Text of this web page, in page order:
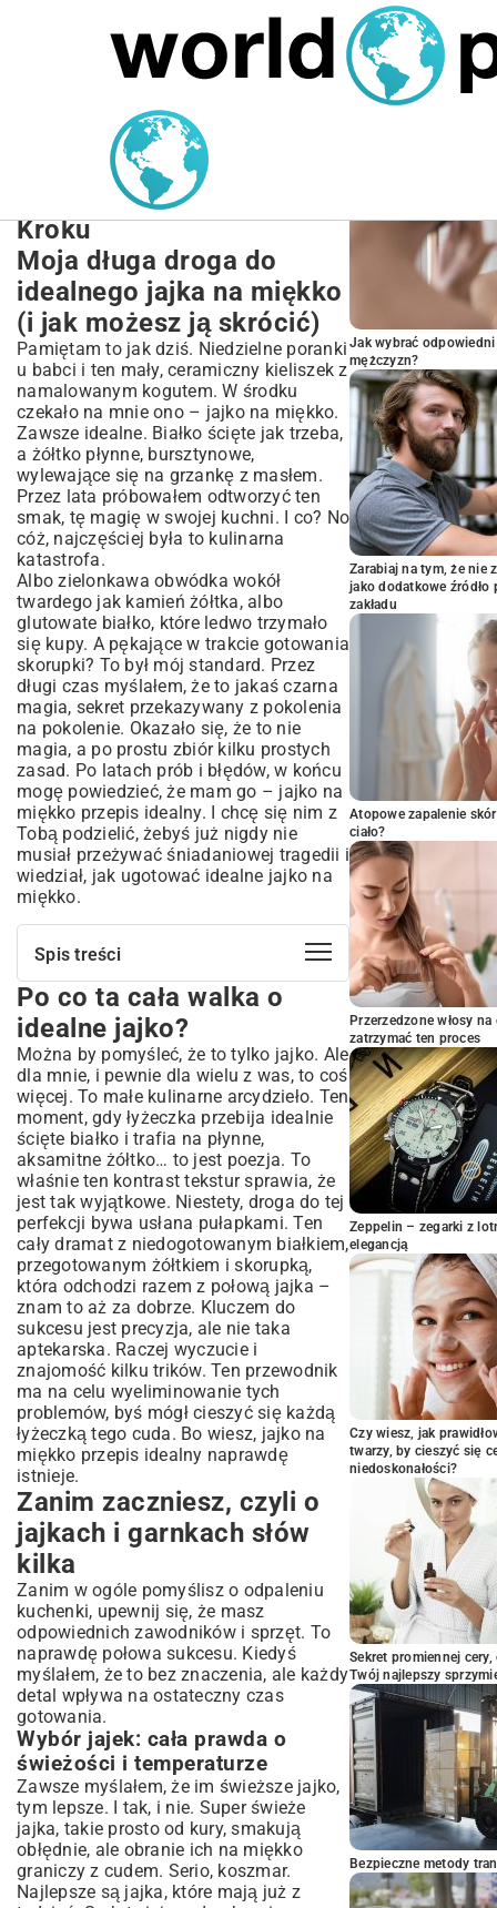
MARIUSZ ŁAMAGA 27.09.2025
Jajko na Miękko Przepis
Idealny: Jak Ugotować
Perfekcyjnie Krok po
Kroku
Moja długa droga do
idealnego jajka na miękko
(i jak możesz ją skrócić)
Pamiętam to jak dziś. Niedzielne poranki
u babci i ten mały, ceramiczny kieliszek z
namalowanym kogutem. W środku
czekało na mnie ono – jajko na miękko.
Zawsze idealne. Białko ścięte jak trzeba,
a żółtko płynne, bursztynowe,
wylewające się na grzankę z masłem.
Przez lata próbowałem odtworzyć ten
smak, tę magię w swojej kuchni. I co? No
cóż, najczęściej była to kulinarna
katastrofa.
Albo zielonkawa obwódka wokół
twardego jak kamień żółtka, albo
glutowate białko, które ledwo trzymało
się kupy. A pękające w trakcie gotowania
skorupki? To był mój standard. Przez
długi czas myślałem, że to jakaś czarna
magia, sekret przekazywany z pokolenia
na pokolenie. Okazało się, że to nie
magia, a po prostu zbiór kilku prostych
zasad. Po latach prób i błędów, w końcu
mogę powiedzieć, że mam go – jajko na
miękko przepis idealny. I chcę się nim z
Tobą podzielić, żebyś już nigdy nie
musiał przeżywać śniadaniowej tragedii i
wiedział, jak ugotować idealne jajko na
miękko.
Spis treści
Po co ta cała walka o idealne jajko?
Zanim zaczniesz, czyli o jajkach i
garnkach słów kilka
Wybór jajek: cała prawda o świeżości i
temperaturze
Narzędzia zbrodni: co musisz mieć pod
ręką
Dwie szkoły gotowania: zimna woda
kontra wrzątek
Metoda mojej babci: jajka do zimnej wody
Metoda dla niecierpliwych: prosto do
wrzątku
Małe sekrety, które robią wielką różnicę
Sposób na pękające skorupki
Magia lodowatej wody
Jak obrać jajko na miękko bez uszkodzeń i
nerwów
Nie tylko na śniadanie! Jak podać swoje
arcydzieło?
Wasze pytania i moje odpowiedzi – bez
ściemy
Serio, rozmiar jajka ma znaczenie?
Można gotować jajka prosto z lodówki?
Jak długo gotować, żeby było super
płynne?
Jak sprawdzić czy jajko jest świeże?
Teraz Twoja kolej!
Po co ta cała walka o
idealne jajko?
Można by pomyśleć, że to tylko jajko. Ale
dla mnie, i pewnie dla wielu z was, to coś
więcej. To małe kulinarne arcydzieło. Ten
moment, gdy łyżeczka przebija idealnie
ścięte białko i trafia na płynne,
aksamitne żółtko… to jest poezja. To
właśnie ten kontrast tekstur sprawia, że
jest tak wyjątkowe. Niestety, droga do tej
perfekcji bywa usłana pułapkami. Ten
cały dramat z niedogotowanym białkiem,
przegotowanym żółtkiem i skorupką,
która odchodzi razem z połową jajka –
znam to aż za dobrze. Kluczem do
sukcesu jest precyzja, ale nie taka
aptekarska. Raczej wyczucie i
znajomość kilku trików. Ten przewodnik
ma na celu wyeliminowanie tych
problemów, byś mógł cieszyć się każdą
łyżeczką tego cuda. Bo wiesz, jajko na
miękko przepis idealny naprawdę
istnieje.
Zanim zaczniesz, czyli o
jajkach i garnkach słów
kilka
Zanim w ogóle pomyślisz o odpaleniu
kuchenki, upewnij się, że masz
odpowiednich zawodników i sprzęt. To
naprawdę połowa sukcesu. Kiedyś
myślałem, że to bez znaczenia, ale każdy
detal wpływa na ostateczny czas
gotowania.
Wybór jajek: cała prawda o
świeżości i temperaturze
Zawsze myślałem, że im świeższe jajko,
tym lepsze. I tak, i nie. Super świeże
jajka, takie prosto od kury, smakują
obłędnie, ale obranie ich na miękko
graniczy z cudem. Serio, koszmar.
Najlepsze są jajka, które mają już z
Jak wybrać
mężczyzn?
Zarabiaj na tym, że nie
jako dodatkowe
zakładu
Atopowe zapalenie
ciało?
Przerzedzone włosy
zatrzymać ten proces
Zeppelin – zegarki z
elegancją
Czy wiesz, jak
twarzy, by cieszyć się
niedoskonałości?
Sekret promiennej
Twój najlepszy
Bezpieczne metody